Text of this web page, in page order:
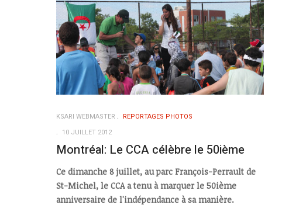
KSARI WEBMASTER
REPORTAGES PHOTOS
10 JUILLET 2012
Montréal: Le CCA célèbre le 50ième
Ce dimanche 8 juillet, au parc François-Perrault de
St-Michel, le CCA a tenu à marquer le 50ième
anniversaire de l'indépendance à sa manière.